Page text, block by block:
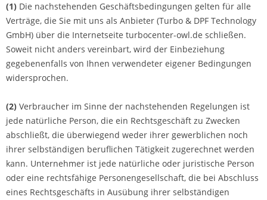
(1) Die nachstehenden Geschäftsbedingungen gelten für alle
Verträge, die Sie mit uns als Anbieter (Turbo & DPF Technology
GmbH) über die Internetseite turbocenter-owl.de schließen.
Soweit nicht anders vereinbart, wird der Einbeziehung
gegebenenfalls von Ihnen verwendeter eigener Bedingungen
widersprochen.
(2) Verbraucher im Sinne der nachstehenden Regelungen ist
jede natürliche Person, die ein Rechtsgeschäft zu Zwecken
abschließt, die überwiegend weder ihrer gewerblichen noch
ihrer selbständigen beruflichen Tätigkeit zugerechnet werden
kann. Unternehmer ist jede natürliche oder juristische Person
oder eine rechtsfähige Personengesellschaft, die bei Abschluss
eines Rechtsgeschäfts in Ausübung ihrer selbständigen